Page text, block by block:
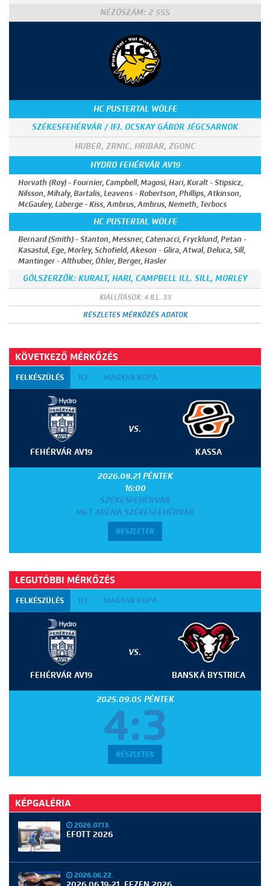
NÉZŐSZÁM: 2 555
HC PUSTERTAL WÖLFE
SZÉKESFEHÉRVÁR / IFJ. OCSKAY GÁBOR JÉGCSARNOK
HUBER, ZRNIC, HRIBAR, ZGONC
HYDRO FEHÉRVÁR AV19
Horvath (Roy) - Fournier, Campbell, Magosi, Hari, Kuralt - Stipsicz,
Nilsson, Mihaly, Bartalis, Leavens - Robertson, Phillips, Atkinson,
McGauley, Laberge - Kiss, Ambrus, Ambrus, Nemeth, Terbocs
HC PUSTERTAL WÖLFE
Bernard (Smith) - Stanton, Messner, Catenacci, Frycklund, Petan -
Kasastul, Ege, Morley, Schofield, Akeson - Glira, Atwal, Deluca, Sill,
Mantinger - Althuber, Öhler, Berger, Hasler
GÓLSZERZŐK: KURALT, HARI, CAMPBELL ILL. SILL, MORLEY
KIÁLLÍTÁSOK: 4 ILL. 33
RÉSZLETES MÉRKŐZÉS ADATOK
KÖVETKEZŐ MÉRKŐZÉS
FELKÉSZÜLÉS ICE MAGYAR KUPA
FEHÉRVÁR AV19
VS.
KASSA
2026.08.21 PÉNTEK
16:00
SZÉKESFEHÉRVÁR
MET ARÉNA SZÉKESFEHÉRVÁR
RÉSZLETEK
LEGUTÓBBI MÉRKŐZÉS
FELKÉSZÜLÉS ICE MAGYAR KUPA
FEHÉRVÁR AV19
VS.
BANSKÁ BYSTRICA
2025.09.05 PÉNTEK
4:3
RÉSZLETEK
KÉPGALÉRIA
2026.07.13.
EFOTT 2026
2026.06.22.